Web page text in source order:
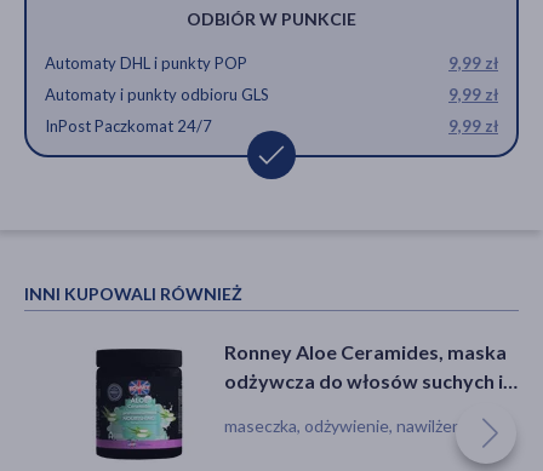
ODBIÓR W PUNKCIE
Automaty DHL i punkty POP
9,99 zł
Automaty i punkty odbioru GLS
9,99 zł
InPost Paczkomat 24/7
9,99 zł
INNI KUPOWALI RÓWNIEŻ
Ronney Aloe Ceramides, maska
odżywcza do włosów suchych i
maseczka, odżywienie, nawilżenie